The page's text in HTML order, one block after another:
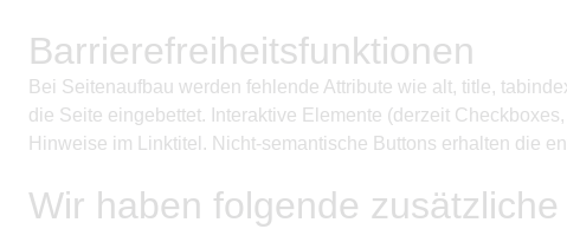
Barrierefreiheitsfunktionen
Bei Seitenaufbau werden fehlende Attribute wie alt, title,
die Seite eingebettet. Interaktive Elemente (derzeit
Hinweise im Linktitel. Nicht-semantische Buttons erhalten die
Wir haben folgende